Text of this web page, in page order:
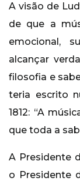
A visão de
de que a
emocional,
alcançar
filosofia e
teria escrito
1812: “A
que toda a
A Presidente
o Presidente